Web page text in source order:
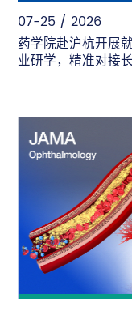
07-25 / 2026
药学院赴沪杭开展就
业研学，精准对接长